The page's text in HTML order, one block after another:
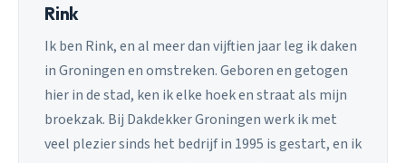
Rink
Ik ben Rink, en al meer dan vijftien jaar leg ik daken
in Groningen en omstreken. Geboren en getogen
hier in de stad, ken ik elke hoek en straat als mijn
broekzak. Bij Dakdekker Groningen werk ik met
veel plezier sinds het bedrijf in 1995 is gestart, en ik